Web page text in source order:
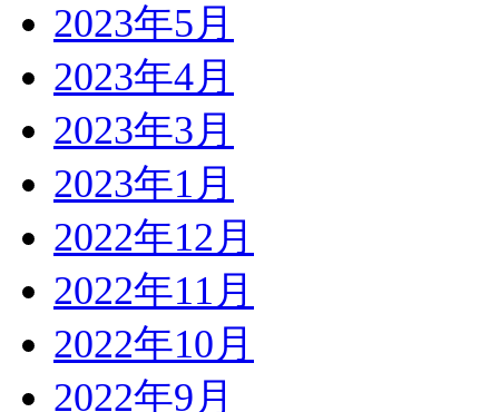
2023年5月
2023年4月
2023年3月
2023年1月
2022年12月
2022年11月
2022年10月
2022年9月